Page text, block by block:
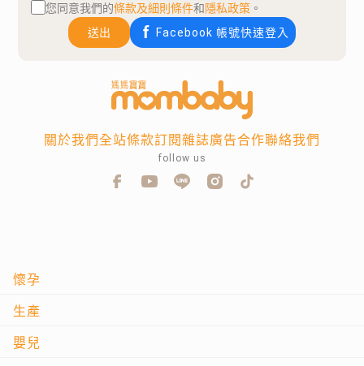
您同意我們的條款及細則條件和隱私政策 。
送出
Facebook 帳號快速登入
懷孕
生產
嬰兒
關於我們全站條款訂閱雜誌廣告合作聯絡我們
follow us